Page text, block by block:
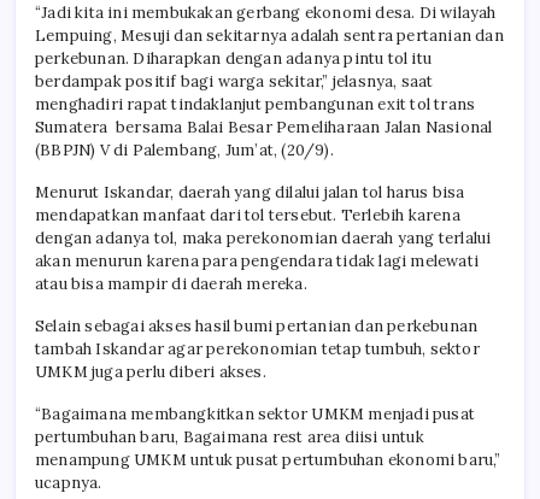
“Jadi kita ini membukakan gerbang ekonomi desa. Di wilayah
Lempuing, Mesuji dan sekitarnya adalah sentra pertanian dan
perkebunan. Diharapkan dengan adanya pintu tol itu
berdampak positif bagi warga sekitar,” jelasnya, saat
menghadiri rapat tindaklanjut pembangunan exit tol trans
Sumatera bersama Balai Besar Pemeliharaan Jalan Nasional
(BBPJN) V di Palembang, Jum’at, (20/9).
Menurut Iskandar, daerah yang dilalui jalan tol harus bisa
mendapatkan manfaat dari tol tersebut. Terlebih karena
dengan adanya tol, maka perekonomian daerah yang terlalui
akan menurun karena para pengendara tidak lagi melewati
atau bisa mampir di daerah mereka.
Selain sebagai akses hasil bumi pertanian dan perkebunan
tambah Iskandar agar perekonomian tetap tumbuh, sektor
UMKM juga perlu diberi akses.
“Bagaimana membangkitkan sektor UMKM menjadi pusat
pertumbuhan baru, Bagaimana rest area diisi untuk
menampung UMKM untuk pusat pertumbuhan ekonomi baru,”
ucapnya.